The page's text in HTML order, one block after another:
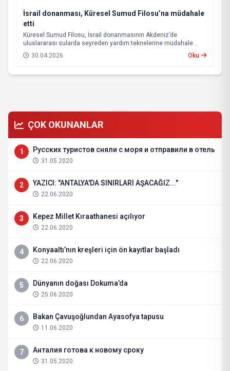
İsrail donanması, Küresel Sumud Filosu’na müdahale
etti
Küresel Sumud Filosu, İsrail donanmasının Akdeniz’de
uluslararası sularda seyreden yardım teknelerine müdahale
ettiğini açıkladı.
30.04.2026 Oku
ÇOK OKUNANLAR
1 Русских туристов сняли с моря и отправили в отель
31.05.2020
2 YAZICI: "ANTALYA'DA SINIRLARI AŞACAĞIZ..."
22.06.2020
3 Kepez Millet Kıraathanesi açılıyor
22.06.2020
4 Konyaaltı’nın kreşleri için ön kayıtlar başladı
22.06.2020
5 Dünyanın doğası Dokuma’da
25.06.2020
6 Bakan Çavuşoğlundan Ayasofya tapusu
11.06.2020
7 Анталия готова к новому сроку
31.05.2020